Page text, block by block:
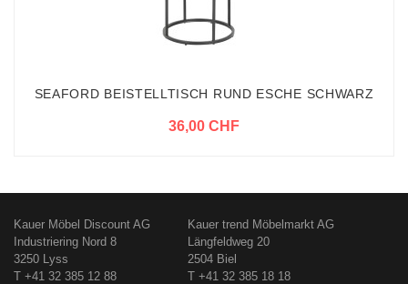
SEAFORD BEISTELLTISCH RUND ESCHE SCHWARZ
36,00 CHF
Kauer Möbel Discount AG
Industriering Nord 8
3250 Lyss
T +41 32 385 12 88
Kauer trend Möbelmarkt AG
Längfeldweg 20
2504 Biel
T +41 32 385 18 18